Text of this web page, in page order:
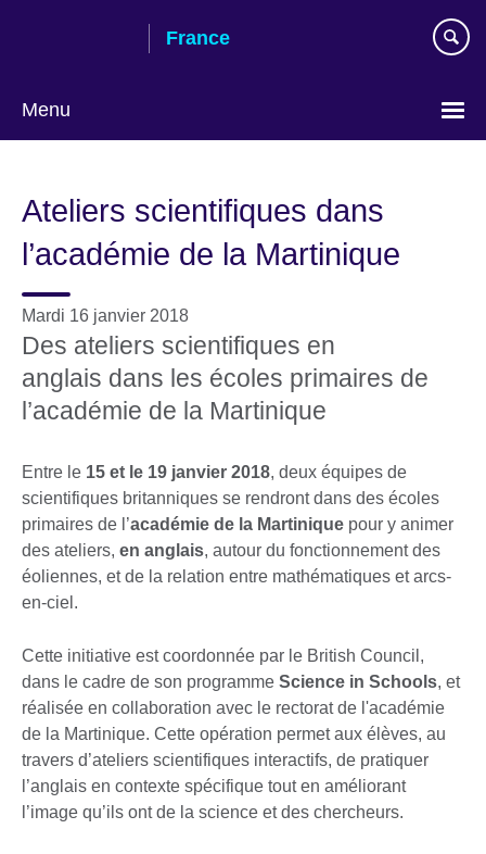
France
Menu
language
Ateliers scientifiques dans
l’académie de la Martinique
Mardi 16 janvier 2018
Des ateliers scientifiques en
anglais dans les écoles primaires de
l’académie de la Martinique
Entre le 15 et le 19 janvier 2018, deux équipes de
scientifiques britanniques se rendront dans des écoles
primaires de l’académie de la Martinique pour y animer
des ateliers, en anglais, autour du fonctionnement des
éoliennes, et de la relation entre mathématiques et arcs-
en-ciel.
Cette initiative est coordonnée par le British Council,
dans le cadre de son programme Science in Schools, et
réalisée en collaboration avec le rectorat de l'académie
de la Martinique. Cette opération permet aux élèves, au
travers d’ateliers scientifiques interactifs, de pratiquer
l’anglais en contexte spécifique tout en améliorant
l’image qu’ils ont de la science et des chercheurs.